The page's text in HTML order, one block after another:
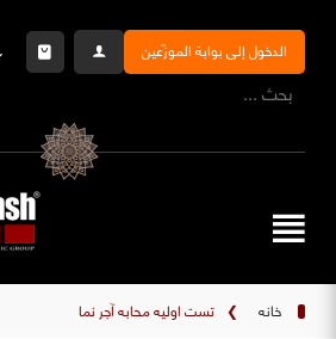
الدخول إلى بوابة الموزّعين
خانه ❯ تست اولیه محابه آجر نما